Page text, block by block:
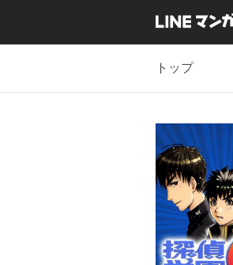
トップ